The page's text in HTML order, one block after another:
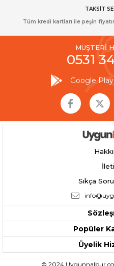
TAKSİT
Tüm kredi kartları ile peşin
MÜŞTERİ
0531
Google Play
Sıkça
Popüler
Üyelik
© 2024